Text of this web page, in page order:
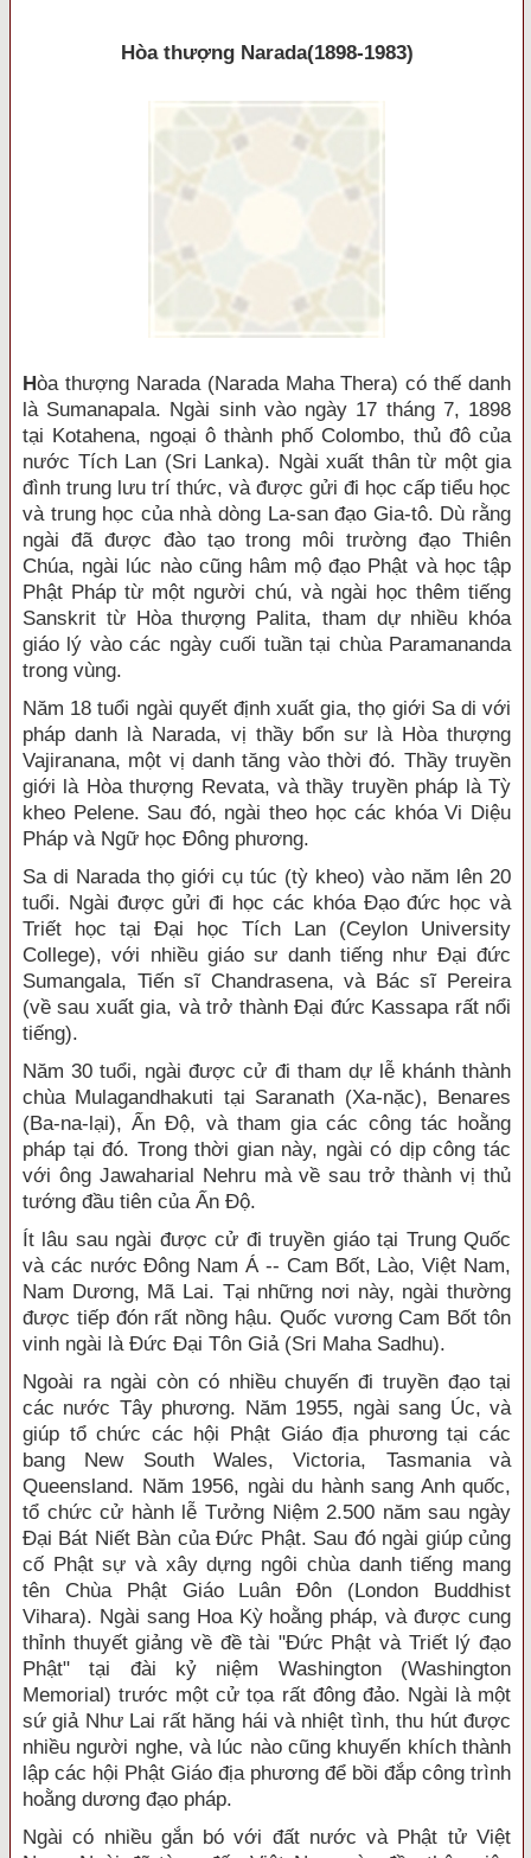
Hòa thượng Narada(1898-1983)
Hòa thượng Narada (Narada Maha Thera) có thế danh
là Sumanapala. Ngài sinh vào ngày 17 tháng 7, 1898
tại Kotahena, ngoại ô thành phố Colombo, thủ đô của
nước Tích Lan (Sri Lanka). Ngài xuất thân từ một gia
đình trung lưu trí thức, và được gửi đi học cấp tiểu học
và trung học của nhà dòng La-san đạo Gia-tô. Dù rằng
ngài đã được đào tạo trong môi trường đạo Thiên
Chúa, ngài lúc nào cũng hâm mộ đạo Phật và học tập
Phật Pháp từ một người chú, và ngài học thêm tiếng
Sanskrit từ Hòa thượng Palita, tham dự nhiều khóa
giáo lý vào các ngày cuối tuần tại chùa Paramananda
trong vùng.
Năm 18 tuổi ngài quyết định xuất gia, thọ giới Sa di với
pháp danh là Narada, vị thầy bổn sư là Hòa thượng
Vajiranana, một vị danh tăng vào thời đó. Thầy truyền
giới là Hòa thượng Revata, và thầy truyền pháp là Tỳ
kheo Pelene. Sau đó, ngài theo học các khóa Vi Diệu
Pháp và Ngữ học Đông phương.
Sa di Narada thọ giới cụ túc (tỳ kheo) vào năm lên 20
tuổi. Ngài được gửi đi học các khóa Đạo đức học và
Triết học tại Đại học Tích Lan (Ceylon University
College), với nhiều giáo sư danh tiếng như Đại đức
Sumangala, Tiến sĩ Chandrasena, và Bác sĩ Pereira
(về sau xuất gia, và trở thành Đại đức Kassapa rất nổi
tiếng).
Năm 30 tuổi, ngài được cử đi tham dự lễ khánh thành
chùa Mulagandhakuti tại Saranath (Xa-nặc), Benares
(Ba-na-lại), Ấn Độ, và tham gia các công tác hoằng
pháp tại đó. Trong thời gian này, ngài có dịp công tác
với ông Jawaharial Nehru mà về sau trở thành vị thủ
tướng đầu tiên của Ấn Độ.
Ít lâu sau ngài được cử đi truyền giáo tại Trung Quốc
và các nước Đông Nam Á -- Cam Bốt, Lào, Việt Nam,
Nam Dương, Mã Lai. Tại những nơi này, ngài thường
được tiếp đón rất nồng hậu. Quốc vương Cam Bốt tôn
vinh ngài là Đức Đại Tôn Giả (Sri Maha Sadhu).
Ngoài ra ngài còn có nhiều chuyến đi truyền đạo tại
các nước Tây phương. Năm 1955, ngài sang Úc, và
giúp tổ chức các hội Phật Giáo địa phương tại các
bang New South Wales, Victoria, Tasmania và
Queensland. Năm 1956, ngài du hành sang Anh quốc,
tổ chức cử hành lễ Tưởng Niệm 2.500 năm sau ngày
Đại Bát Niết Bàn của Đức Phật. Sau đó ngài giúp củng
cố Phật sự và xây dựng ngôi chùa danh tiếng mang
tên Chùa Phật Giáo Luân Đôn (London Buddhist
Vihara). Ngài sang Hoa Kỳ hoằng pháp, và được cung
thỉnh thuyết giảng về đề tài "Đức Phật và Triết lý đạo
Phật" tại đài kỷ niệm Washington (Washington
Memorial) trước một cử tọa rất đông đảo. Ngài là một
sứ giả Như Lai rất hăng hái và nhiệt tình, thu hút được
nhiều người nghe, và lúc nào cũng khuyến khích thành
lập các hội Phật Giáo địa phương để bồi đắp công trình
hoằng dương đạo pháp.
Ngài có nhiều gắn bó với đất nước và Phật tử Việt